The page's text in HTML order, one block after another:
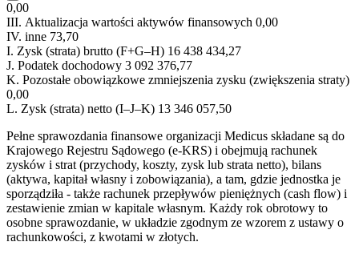
0,00
III. Aktualizacja wartości aktywów finansowych 0,00
IV. inne 73,70
I. Zysk (strata) brutto (F+G–H) 16 438 434,27
J. Podatek dochodowy 3 092 376,77
K. Pozostałe obowiązkowe zmniejszenia zysku (zwiększenia straty)
0,00
L. Zysk (strata) netto (I–J–K) 13 346 057,50
Pełne sprawozdania finansowe organizacji Medicus składane są do
Krajowego Rejestru Sądowego (e-KRS) i obejmują rachunek
zysków i strat (przychody, koszty, zysk lub strata netto), bilans
(aktywa, kapitał własny i zobowiązania), a tam, gdzie jednostka je
sporządziła - także rachunek przepływów pieniężnych (cash flow) i
zestawienie zmian w kapitale własnym. Każdy rok obrotowy to
osobne sprawozdanie, w układzie zgodnym ze wzorem z ustawy o
rachunkowości, z kwotami w złotych.